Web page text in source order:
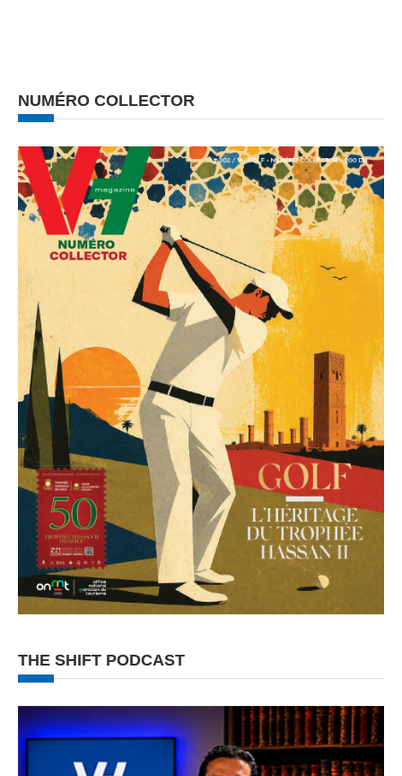
NUMÉRO COLLECTOR
THE SHIFT PODCAST